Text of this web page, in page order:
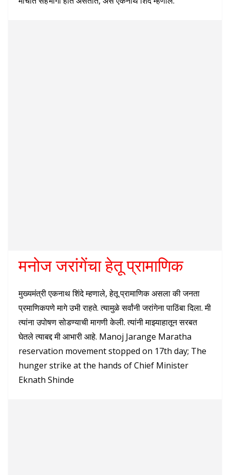
मनोज जरांगेंचा हेतू प्रामाणिक
मुख्यमंत्री एकनाथ शिंदे म्हणाले, हेतू प्रामाणिक असला की जनता
प्रमाणिकपणे मागे उभी राहते. त्यामुळे सर्वांनी जरांगेना पाठिंबा दिला. मी
त्यांना उपोषण सोडण्याची मागणी केली. त्यांनी माझ्याहातून सरबत
घेतले त्याबद्द मी आभारी आहे. Manoj Jarange Maratha
reservation movement stopped on 17th day; The
hunger strike at the hands of Chief Minister
Eknath Shinde